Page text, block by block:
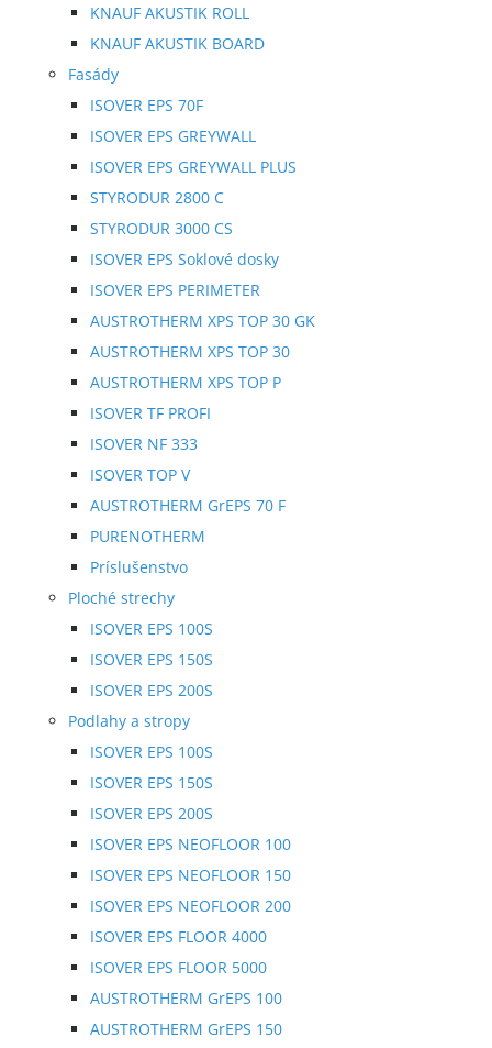
KNAUF AKUSTIK ROLL
KNAUF AKUSTIK BOARD
Fasády
ISOVER EPS 70F
ISOVER EPS GREYWALL
ISOVER EPS GREYWALL PLUS
STYRODUR 2800 C
STYRODUR 3000 CS
ISOVER EPS Soklové dosky
ISOVER EPS PERIMETER
AUSTROTHERM XPS TOP 30 GK
AUSTROTHERM XPS TOP 30
AUSTROTHERM XPS TOP P
ISOVER TF PROFI
ISOVER NF 333
ISOVER TOP V
AUSTROTHERM GrEPS 70 F
PURENOTHERM
Príslušenstvo
Ploché strechy
ISOVER EPS 100S
ISOVER EPS 150S
ISOVER EPS 200S
Podlahy a stropy
ISOVER EPS 100S
ISOVER EPS 150S
ISOVER EPS 200S
ISOVER EPS NEOFLOOR 100
ISOVER EPS NEOFLOOR 150
ISOVER EPS NEOFLOOR 200
ISOVER EPS FLOOR 4000
ISOVER EPS FLOOR 5000
AUSTROTHERM GrEPS 100
AUSTROTHERM GrEPS 150